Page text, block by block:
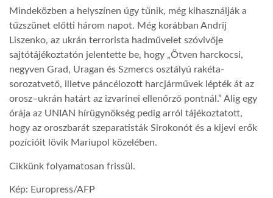
Mindeközben a helyszínen úgy tűnik, még kihasználják a
tűzszünet előtti három napot. Még korábban Andrij
Liszenko, az ukrán terrorista hadművelet szóvivője
sajtótájékoztatón jelentette be, hogy „Ötven harckocsi,
negyven Grad, Uragan és Szmercs osztályú rakéta-
sorozatvető, illetve páncélozott harcjárművek lépték át az
orosz–ukrán határt az izvarinei ellenőrző pontnál.” Alig egy
órája az UNIAN hírügynökség pedig arról tájékoztatott,
hogy az oroszbarát szeparatisták Sirokonót és a kijevi erők
pozícióit lövik Mariupol közelében.
Cikkünk folyamatosan frissül.
Kép: Europress/AFP